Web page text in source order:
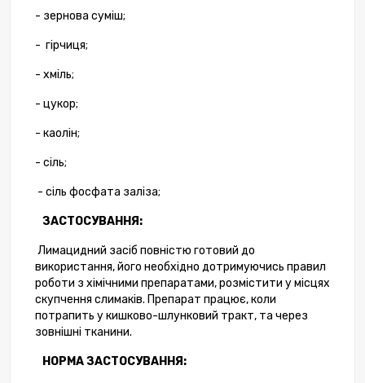
- зернова суміш;
- гірчиця;
- хміль;
- цукор;
- каолін;
- сіль;
- сіль фосфата заліза;
ЗАСТОСУВАННЯ:
Лимацидний засіб повністю готовий до
використання, його необхідно дотримуючись правил
роботи з хімічними препаратами, розмістити у місцях
скупчення слимаків. Препарат працює, коли
потрапить у кишково-шлунковий тракт, та через
зовнішні тканини.
НОРМА ЗАСТОСУВАННЯ: